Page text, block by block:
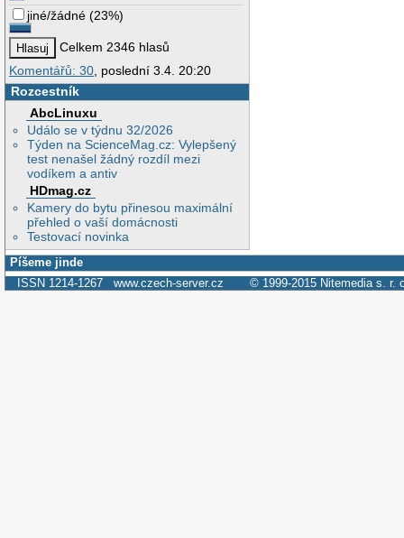
jiné/žádné (23%)
Celkem 2346 hlasů
Komentářů: 30 , poslední 3.4. 20:20
Rozcestník
AbcLinuxu
Událo se v týdnu 32/2026
Týden na ScienceMag.cz: Vylepšený
test nenašel žádný rozdíl mezi
vodíkem a antiv
HDmag.cz
Kamery do bytu přinesou maximální
přehled o vaší domácnosti
Testovací novinka
Píšeme jinde
ISSN 1214-1267 www.czech-server.cz © 1999-2015 Nitemedia s. r.